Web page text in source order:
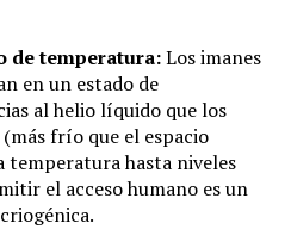
de temperatura:Los imanes
en un estado de
al helio líquido que los
(más frío que el espacio
temperatura hasta niveles
el acceso humano es un